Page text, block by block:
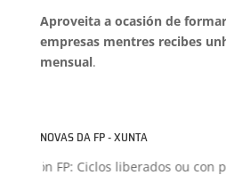
Aproveita a ocasión de
empresas mentres recibes
mensual.
NOVAS DA FP - XUNTA
FP: Ciclos liberados ou con